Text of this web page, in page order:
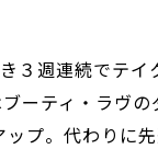
３週連続でテイ
ーティ・ラヴの
プ。代わりに先